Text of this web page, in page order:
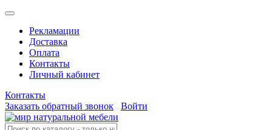
Рекламации
Доставка
Оплата
Контакты
Личный кабинет
Контакты
Заказать обратный звонок
Войти